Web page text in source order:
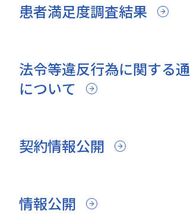
患者満足度調査結果
法令等違反行為に関する
について
契約情報公開
情報公開